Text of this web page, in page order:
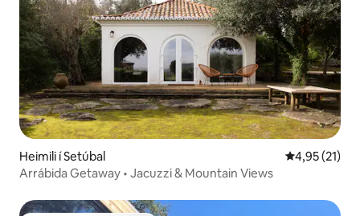
Heimili í Setúbal 4,95 af 5 í
4,95 (21)
Arrábida Getaway • Jacuzzi & Mountain Views